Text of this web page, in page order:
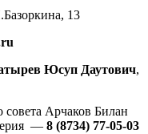
13
Юсуп Даутович,
совета Арчаков Билан
— 8 (8734) 77-05-03